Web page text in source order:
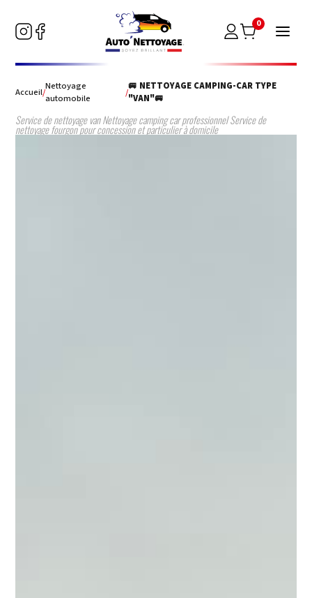
0
Accueil/Nettoyage
automobile
/🚐 NETTOYAGE CAMPING-CAR TYPE
"VAN"🚐
Service de nettoyage van Nettoyage camping car professionnel Service de
nettoyage fourgon pour concession et particulier à domicile